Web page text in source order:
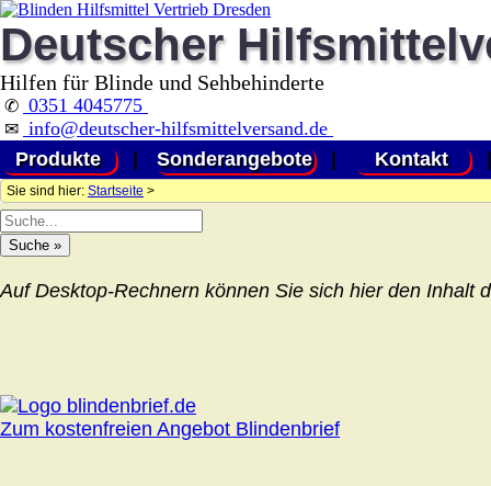
Deutscher
Hilfen für Blinde und Sehbehinderte
✆ 0351 4045775
✉ info@deutscher-hilfsmittelversand.de
Produkte
Sonderangebote Kontakt
Sie sind hier: Startseite >
Auf Desktop-Rechnern können Sie sich hier den Inhalt
Zum kostenfreien Angebot Blindenbrief